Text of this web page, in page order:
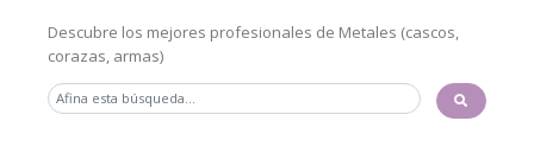
ANÚNCIATE
ACCEDE
Descubre los mejores profesionales de Metales (cascos,
corazas, armas)